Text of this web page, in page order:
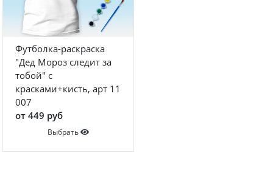
Футболка-раскраска
"Дед Мороз следит за
тобой" с
красками+кисть, арт 11
007
от 449 руб
Выбрать